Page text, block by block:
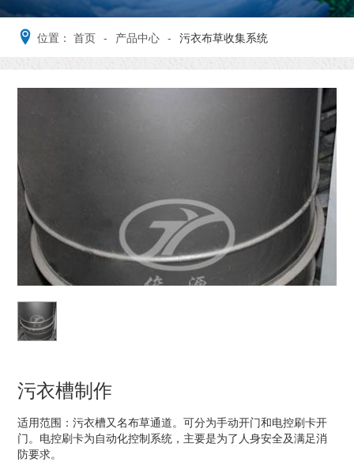
位置： 首页 - 产品中心 - 污衣布草收集系统
污衣槽制作
适用范围：污衣槽又名布草通道。可分为手动开门和电控刷卡开
门。电控刷卡为自动化控制系统，主要是为了人身安全及满足消
防要求。